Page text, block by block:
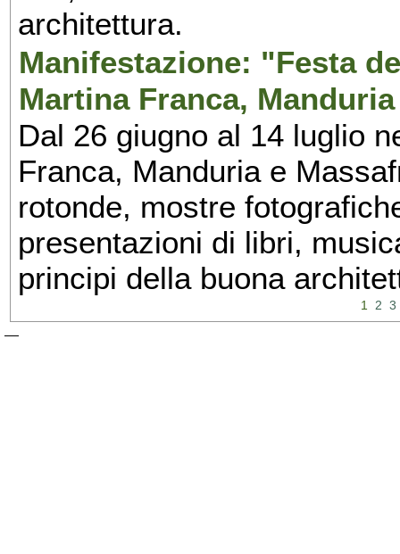
architettura.
Manifestazione: "Festa
Martina Franca,
Dal 26 giugno al 14 luglio
Franca, Manduria e
rotonde, mostre
presentazioni di libri,
principi della buona
1 2 3